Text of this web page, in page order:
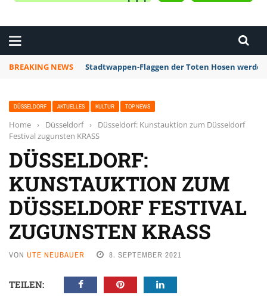
BREAKING NEWS Stadtwappen-Flaggen der Toten Hosen
DÜSSELDORF AKTUELLES KULTUR TOP NEWS
Home › Düsseldorf ›
Düsseldorf: Kunstauktion zum Düsseldorf
Festival zugunsten KRASS
DÜSSELDORF:
KUNSTAUKTION ZUM
DÜSSELDORF FESTIVAL
ZUGUNSTEN KRASS
VON UTE NEUBAUER 8. SEPTEMBER 2021
TEILEN: